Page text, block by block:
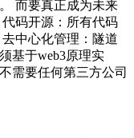
而要真正成为未来
码开源：所有代码
中心化管理：隧道
基于web3原理实
需要任何第三方公司